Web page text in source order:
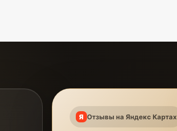
Отзывы на Яндекс Картах